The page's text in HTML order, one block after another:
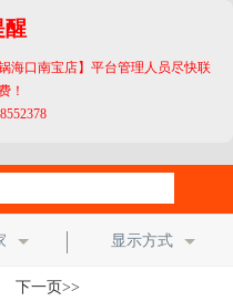
醒
海口南宝店】平台管理人员尽快联
！
显示方式
一页>>